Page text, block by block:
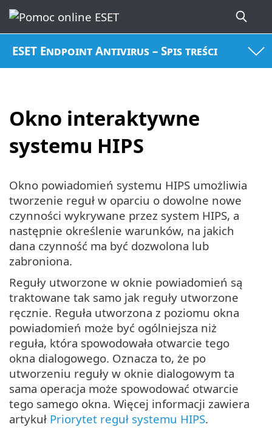
ESET Endpoint Antivirus – Spis treści
Okno interaktywne
systemu HIPS
Okno powiadomień systemu HIPS umożliwia
tworzenie reguł w oparciu o dowolne nowe
czynności wykrywane przez system HIPS, a
następnie określenie warunków, na jakich
dana czynność ma być dozwolona lub
zabroniona.
Reguły utworzone w oknie powiadomień są
traktowane tak samo jak reguły utworzone
ręcznie. Reguła utworzona z poziomu okna
powiadomień może być ogólniejsza niż
reguła, która spowodowała otwarcie tego
okna dialogowego. Oznacza to, że po
utworzeniu reguły w oknie dialogowym ta
sama operacja może spowodować otwarcie
tego samego okna. Więcej informacji zawiera
artykuł Priorytet reguł systemu HIPS.